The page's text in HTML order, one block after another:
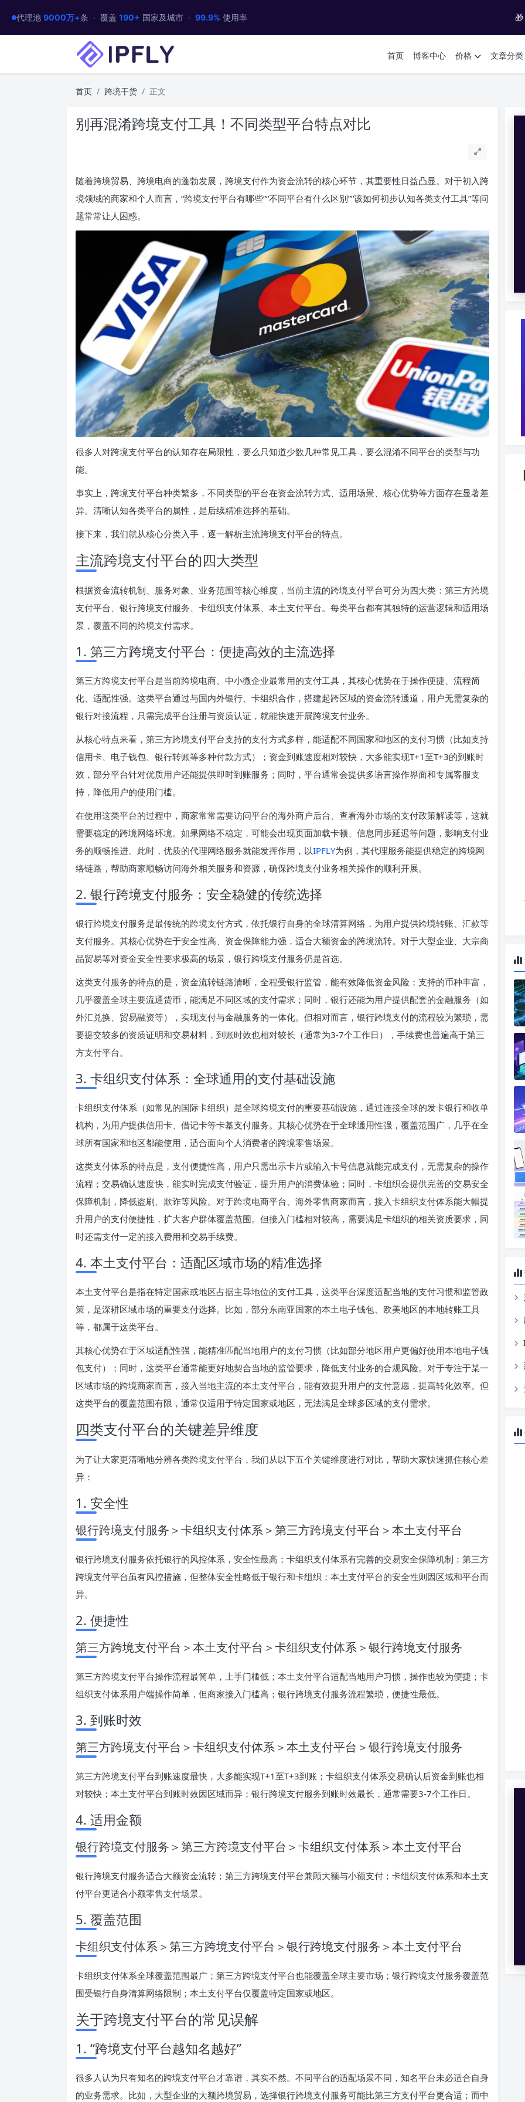
代理池 9000万+条 · 覆盖 190+ 国家及城市 · 99.9% 使用率 🎁
首页 博客中心 价格 文章分类
首页 跨境干货 正文
别再混淆跨境支付工具！不同类型平台特点对比
随着跨境贸易、跨境电商的蓬勃发展，跨境支付作为资金流转的核心环节，其重要性日益凸显。对于初入跨
境领域的商家和个人而言，“跨境支付平台有哪些”“不同平台有什么区别”“该如何初步认知各类支付工具”等问
题常常让人困惑。
很多人对跨境支付平台的认知存在局限性，要么只知道少数几种常见工具，要么混淆不同平台的类型与功
能。
事实上，跨境支付平台种类繁多，不同类型的平台在资金流转方式、适用场景、核心优势等方面存在显著差
异。清晰认知各类平台的属性，是后续精准选择的基础。
接下来，我们就从核心分类入手，逐一解析主流跨境支付平台的特点。
主流跨境支付平台的四大类型
根据资金流转机制、服务对象、业务范围等核心维度，当前主流的跨境支付平台可分为四大类：第三方跨境
支付平台、银行跨境支付服务、卡组织支付体系、本土支付平台。每类平台都有其独特的运营逻辑和适用场
景，覆盖不同的跨境支付需求。
1. 第三方跨境支付平台：便捷高效的主流选择
第三方跨境支付平台是当前跨境电商、中小微企业最常用的支付工具，其核心优势在于操作便捷、流程简
化、适配性强。这类平台通过与国内外银行、卡组织合作，搭建起跨区域的资金流转通道，用户无需复杂的
银行对接流程，只需完成平台注册与资质认证，就能快速开展跨境支付业务。
从核心特点来看，第三方跨境支付平台支持的支付方式多样，能适配不同国家和地区的支付习惯（比如支持
信用卡、电子钱包、银行转账等多种付款方式）；资金到账速度相对较快，大多能实现T+1至T+3的到账时
效，部分平台针对优质用户还能提供即时到账服务；同时，平台通常会提供多语言操作界面和专属客服支
持，降低用户的使用门槛。
在使用这类平台的过程中，商家常常需要访问平台的海外商户后台、查看海外市场的支付政策解读等，这就
需要稳定的跨境网络环境。如果网络不稳定，可能会出现页面加载卡顿、信息同步延迟等问题，影响支付业
务的顺畅推进。此时，优质的代理网络服务就能发挥作用，以IPFLY为例，其代理服务能提供稳定的跨境网
络链路，帮助商家顺畅访问海外相关服务和资源，确保跨境支付业务相关操作的顺利开展。
2. 银行跨境支付服务：安全稳健的传统选择
银行跨境支付服务是最传统的跨境支付方式，依托银行自身的全球清算网络，为用户提供跨境转账、汇款等
支付服务。其核心优势在于安全性高、资金保障能力强，适合大额资金的跨境流转。对于大型企业、大宗商
品贸易等对资金安全性要求极高的场景，银行跨境支付服务仍是首选。
这类支付服务的特点的是，资金流转链路清晰，全程受银行监管，能有效降低资金风险；支持的币种丰富，
几乎覆盖全球主要流通货币，能满足不同区域的支付需求；同时，银行还能为用户提供配套的金融服务（如
外汇兑换、贸易融资等），实现支付与金融服务的一体化。但相对而言，银行跨境支付的流程较为繁琐，需
要提交较多的资质证明和交易材料，到账时效也相对较长（通常为3-7个工作日），手续费也普遍高于第三
方支付平台。
3. 卡组织支付体系：全球通用的支付基础设施
卡组织支付体系（如常见的国际卡组织）是全球跨境支付的重要基础设施，通过连接全球的发卡银行和收单
机构，为用户提供信用卡、借记卡等卡基支付服务。其核心优势在于全球通用性强，覆盖范围广，几乎在全
球所有国家和地区都能使用，适合面向个人消费者的跨境零售场景。
这类支付体系的特点是，支付便捷性高，用户只需出示卡片或输入卡号信息就能完成支付，无需复杂的操作
流程；交易确认速度快，能实时完成支付验证，提升用户的消费体验；同时，卡组织会提供完善的交易安全
保障机制，降低盗刷、欺诈等风险。对于跨境电商平台、海外零售商家而言，接入卡组织支付体系能大幅提
升用户的支付便捷性，扩大客户群体覆盖范围。但接入门槛相对较高，需要满足卡组织的相关资质要求，同
时还需支付一定的接入费用和交易手续费。
4. 本土支付平台：适配区域市场的精准选择
本土支付平台是指在特定国家或地区占据主导地位的支付工具，这类平台深度适配当地的支付习惯和监管政
策，是深耕区域市场的重要支付选择。比如，部分东南亚国家的本土电子钱包、欧美地区的本地转账工具
等，都属于这类平台。
其核心优势在于区域适配性强，能精准匹配当地用户的支付习惯（比如部分地区用户更偏好使用本地电子钱
包支付）；同时，这类平台通常能更好地契合当地的监管要求，降低支付业务的合规风险。对于专注于某一
区域市场的跨境商家而言，接入当地主流的本土支付平台，能有效提升用户的支付意愿，提高转化效率。但
这类平台的覆盖范围有限，通常仅适用于特定国家或地区，无法满足全球多区域的支付需求。
四类支付平台的关键差异维度
为了让大家更清晰地分辨各类跨境支付平台，我们从以下五个关键维度进行对比，帮助大家快速抓住核心差
异：
1. 安全性
银行跨境支付服务＞卡组织支付体系＞第三方跨境支付平台＞本土支付平台
银行跨境支付服务依托银行的风控体系，安全性最高；卡组织支付体系有完善的交易安全保障机制；第三方
跨境支付平台虽有风控措施，但整体安全性略低于银行和卡组织；本土支付平台的安全性则因区域和平台而
异。
2. 便捷性
第三方跨境支付平台＞本土支付平台＞卡组织支付体系＞银行跨境支付服务
第三方跨境支付平台操作流程最简单，上手门槛低；本土支付平台适配当地用户习惯，操作也较为便捷；卡
组织支付体系用户端操作简单，但商家接入门槛高；银行跨境支付服务流程繁琐，便捷性最低。
3. 到账时效
第三方跨境支付平台＞卡组织支付体系＞本土支付平台＞银行跨境支付服务
第三方跨境支付平台到账速度最快，大多能实现T+1至T+3到账；卡组织支付体系交易确认后资金到账也相
对较快；本土支付平台到账时效因区域而异；银行跨境支付服务到账时效最长，通常需要3-7个工作日。
4. 适用金额
银行跨境支付服务＞第三方跨境支付平台＞卡组织支付体系＞本土支付平台
银行跨境支付服务适合大额资金流转；第三方跨境支付平台兼顾大额与小额支付；卡组织支付体系和本土支
付平台更适合小额零售支付场景。
5. 覆盖范围
卡组织支付体系＞第三方跨境支付平台＞银行跨境支付服务＞本土支付平台
卡组织支付体系全球覆盖范围最广；第三方跨境支付平台也能覆盖全球主要市场；银行跨境支付服务覆盖范
围受银行自身清算网络限制；本土支付平台仅覆盖特定国家或地区。
关于跨境支付平台的常见误解
1. “跨境支付平台越知名越好”
很多人认为只有知名的跨境支付平台才靠谱，其实不然。不同平台的适配场景不同，知名平台未必适合自身
的业务需求。比如，大型企业的大额跨境贸易，选择银行跨境支付服务可能比第三方支付平台更合适；而中